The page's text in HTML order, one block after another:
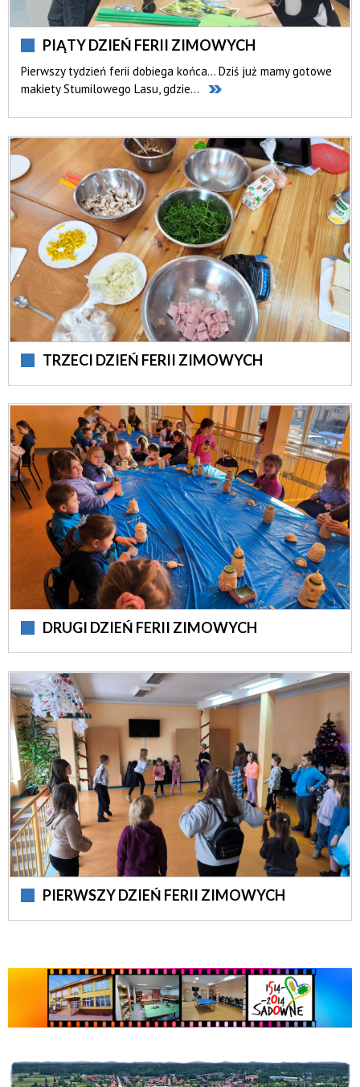
PIĄTY DZIEŃ FERII ZIMOWYCH
Pierwszy tydzień ferii dobiega końca... Dziś już mamy gotowe
makiety Stumilowego Lasu, gdzie...
TRZECI DZIEŃ FERII ZIMOWYCH
DRUGI DZIEŃ FERII ZIMOWYCH
PIERWSZY DZIEŃ FERII ZIMOWYCH